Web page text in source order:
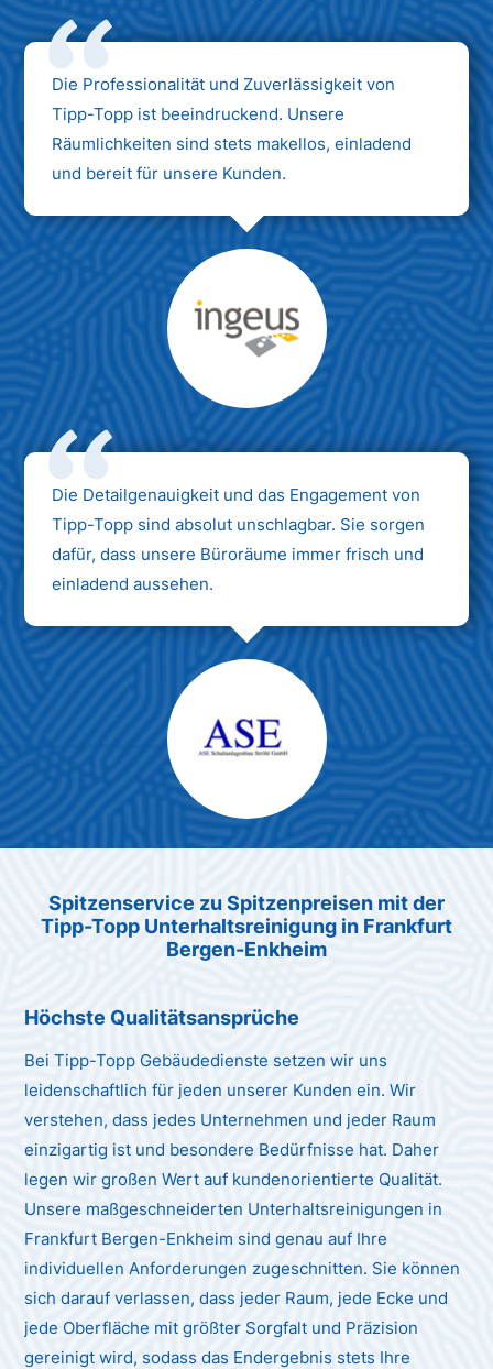
Max Mustermann
Unternehmen AG
Die Professionalität und Zuverlässigkeit von
Tipp-Topp ist beeindruckend. Unsere
Räumlichkeiten sind stets makellos, einladend
und bereit für unsere Kunden.
Max Mustermann
Unternehmen AG
Die Detailgenauigkeit und das Engagement von
Tipp-Topp sind absolut unschlagbar. Sie sorgen
dafür, dass unsere Büroräume immer frisch und
einladend aussehen.
Max Mustermann
Spitzenservice zu Spitzenpreisen mit der
Tipp-Topp Unterhaltsreinigung in Frankfurt
Bergen-Enkheim
Höchste Qualitätsansprüche
Bei Tipp-Topp Gebäudedienste setzen wir uns
leidenschaftlich für jeden unserer Kunden ein. Wir
verstehen, dass jedes Unternehmen und jeder Raum
einzigartig ist und besondere Bedürfnisse hat. Daher
legen wir großen Wert auf kundenorientierte Qualität.
Unsere maßgeschneiderten Unterhaltsreinigungen in
Frankfurt Bergen-Enkheim sind genau auf Ihre
individuellen Anforderungen zugeschnitten. Sie können
sich darauf verlassen, dass jeder Raum, jede Ecke und
jede Oberfläche mit größter Sorgfalt und Präzision
gereinigt wird, sodass das Endergebnis stets Ihre